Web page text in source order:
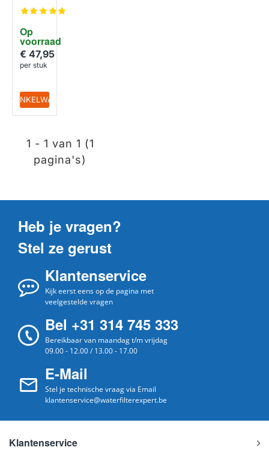
Op
voorraad
94
€ 47,95
per stuk
IN WINKELWAGEN
1 - 1 van 1 (1
pagina's)
Heb je vragen?
Stel ze gerust
Klantenservice
Kijk eerst eens op de pagina met
veelgestelde vragen
Bel +31 314 745 333
Bereikbaar van maandag t/m vrijdag
09.00 - 12.00 / 13.00 - 17.00
E-Mail
Stel je technische vraag via Email
klantenservice@waterfilterexpert.be
Klantenservice